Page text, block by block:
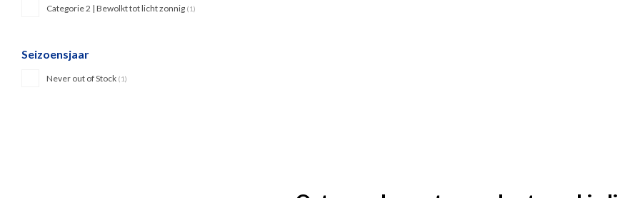
Categorie 2 | Bewolkt tot licht zonnig (1)
Seizoensjaar
Never out of Stock (1)